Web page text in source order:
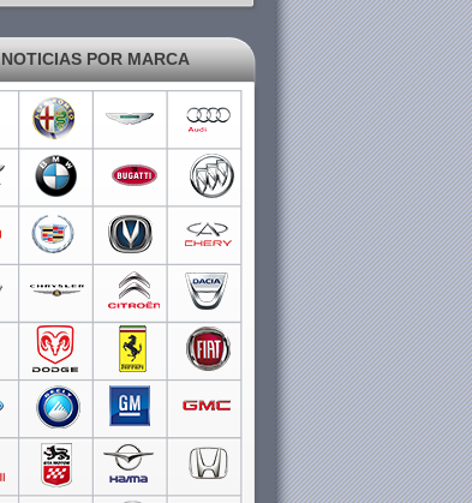
NOTICIAS POR MARCA